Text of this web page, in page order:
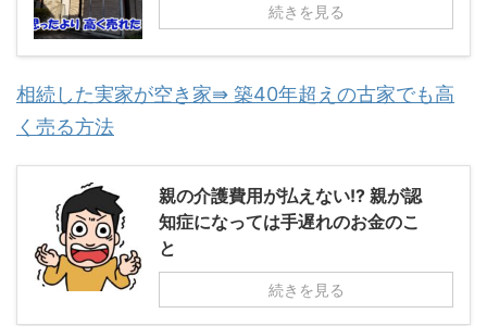
続きを見る
相続した実家が空き家⇛ 築40年超えの古家でも高
く売る方法
親の介護費用が払えない!? 親が認
知症になっては手遅れのお金のこ
と
続きを見る